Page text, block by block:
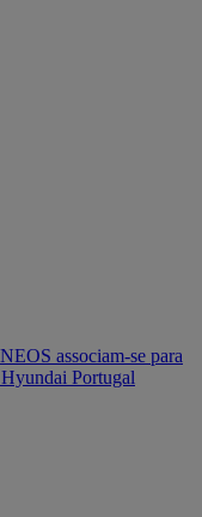
associam-se para
Portugal